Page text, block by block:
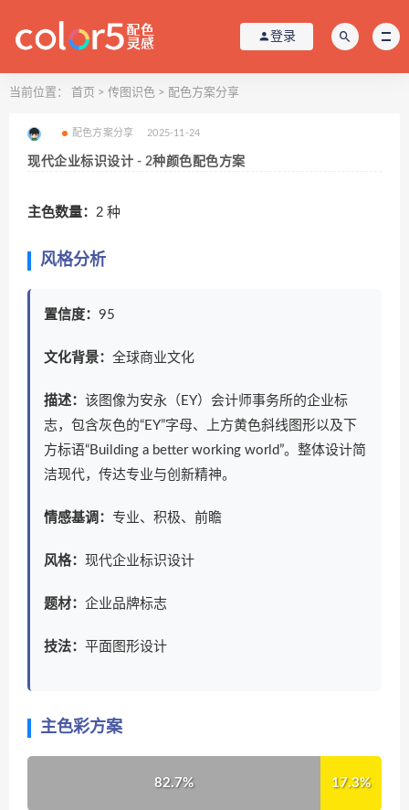
登录
当前位置： 首页 > 传图识色 > 配色方案分享
配色方案分享 2025-11-24
现代企业标识设计 - 2种颜色配色方案
主色数量： 2 种
风格分析
置信度： 95
文化背景： 全球商业文化
描述： 该图像为安永（EY）会计师事务所的企业标
志，包含灰色的“EY”字母、上方黄色斜线图形以及下
方标语“Building a better working world”。整体设计简
洁现代，传达专业与创新精神。
情感基调： 专业、积极、前瞻
风格： 现代企业标识设计
题材： 企业品牌标志
技法： 平面图形设计
主色彩方案
82.7% 17.3%